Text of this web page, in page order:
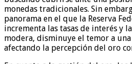
monedas tradicionales. Sin
panorama en el que la Reserva
incrementa las tasas de interés y
modera, disminuye el temor a
afectando la percepción del oro